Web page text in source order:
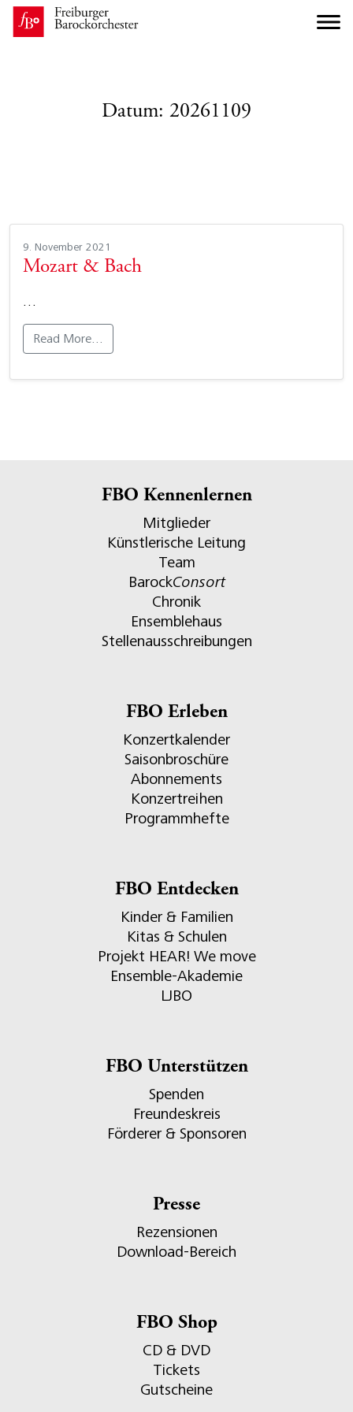
Datum: 20261109
9. November 2021
Mozart & Bach
…
Read More…
FBO Kennenlernen
Mitglieder
Künstlerische Leitung
Team
BarockConsort
Chronik
Ensemblehaus
Stellenausschreibungen
FBO Erleben
Konzertkalender
Saisonbroschüre
Abonnements
Konzertreihen
Programmhefte
FBO Entdecken
Kinder & Familien
Kitas & Schulen
Projekt HEAR! We move
Ensemble-Akademie
LJBO
FBO Unterstützen
Spenden
Freundeskreis
Förderer & Sponsoren
Presse
Rezensionen
Download-Bereich
FBO Shop
CD & DVD
Tickets
Gutscheine